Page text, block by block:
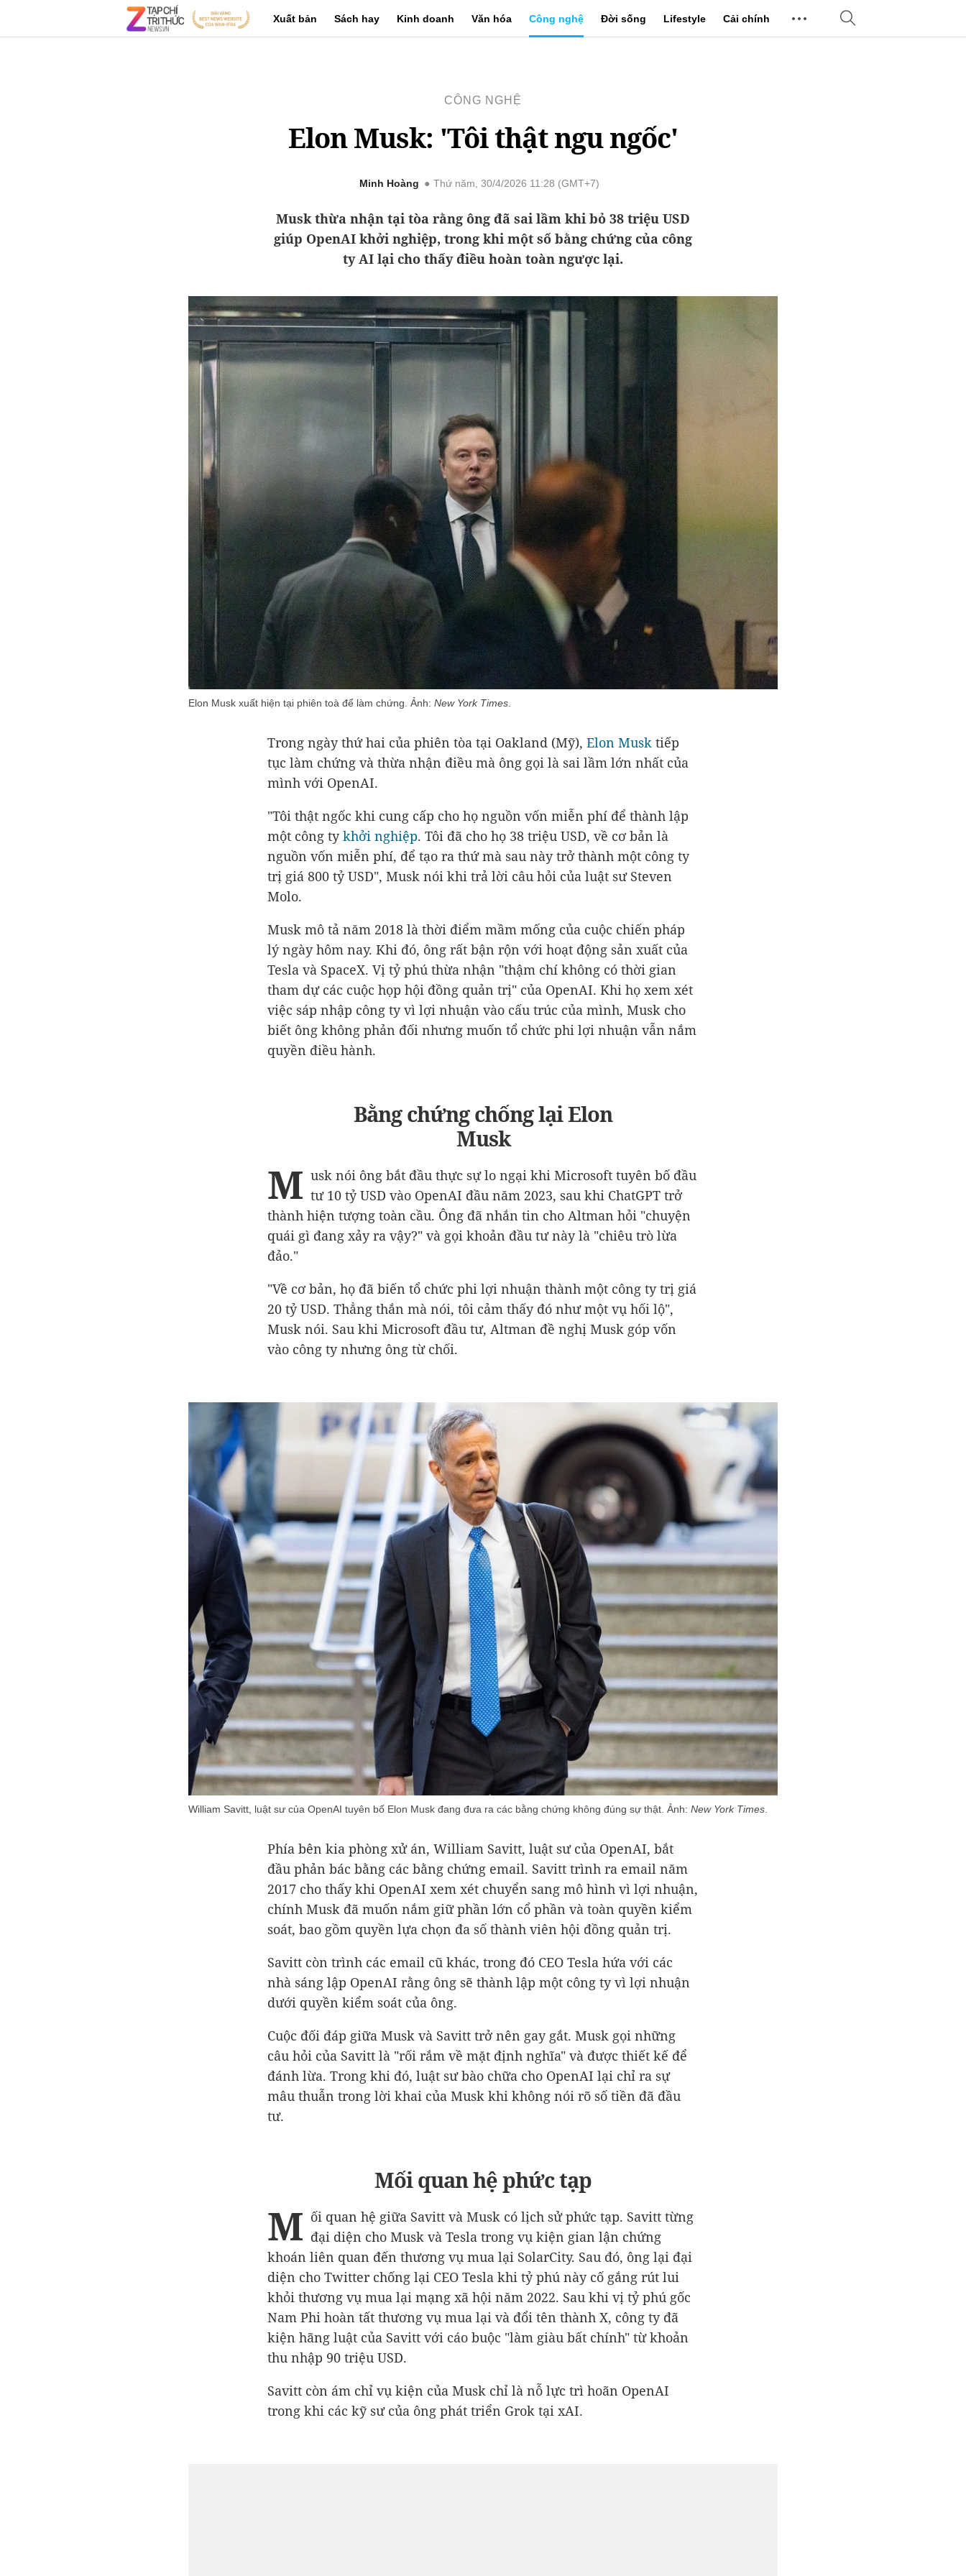
Xuất bản Sách hay Kinh doanh Văn hóa Công nghệ Đời sống Lifestyle Cải chính
CÔNG NGHỆ
Elon Musk: 'Tôi thật ngu ngốc'
Minh Hoàng Thứ năm, 30/4/2026 11:28 (GMT+7)
Musk thừa nhận tại tòa rằng ông đã sai lầm khi bỏ 38 triệu USD
giúp OpenAI khởi nghiệp, trong khi một số bằng chứng của công
ty AI lại cho thấy điều hoàn toàn ngược lại.
Elon Musk xuất hiện tại phiên toà để làm chứng. Ảnh: New York Times
Trong ngày thứ hai của phiên tòa tại Oakland (Mỹ), Elon Musk tiếp
tục làm chứng và thừa nhận điều mà ông gọi là sai lầm lớn nhất của
mình với OpenAI.
"Tôi thật ngốc khi cung cấp cho họ nguồn vốn miễn phí để thành lập
một công tykhởi nghiệp. Tôi đã cho họ 38 triệu USD, về cơ bản là
nguồn vốn miễn phí, để tạo ra thứ mà sau này trở thành một công ty
trị giá 800 tỷ USD", Musk nói khi trả lời câu hỏi của luật sư Steven
Molo.
Musk mô tả năm 2018 là thời điểm mầm mống của cuộc chiến pháp
lý ngày hôm nay. Khi đó, ông rất bận rộn với hoạt động sản xuất của
Tesla và SpaceX. Vị tỷ phú thừa nhận "thậm chí không có thời gian
tham dự các cuộc họp hội đồng quản trị" của OpenAI. Khi họ xem xét
việc sáp nhập công ty vì lợi nhuận vào cấu trúc của mình, Musk cho
biết ông không phản đối nhưng muốn tổ chức phi lợi nhuận vẫn nắm
quyền điều hành.
Bằng chứng chống lại Elon
Musk
M usk nói ông bắt đầu thực sự lo ngại khi Microsoft tuyên bố đầu
tư 10 tỷ USD vào OpenAI đầu năm 2023, sau khi ChatGPT trở
thành hiện tượng toàn cầu. Ông đã nhắn tin cho Altman hỏi "chuyện
quái gì đang xảy ra vậy?" và gọi khoản đầu tư này là "chiêu trò lừa
đảo."
"Về cơ bản, họ đã biến tổ chức phi lợi nhuận thành một công ty trị giá
20 tỷ USD. Thẳng thắn mà nói, tôi cảm thấy đó như một vụ hối lộ",
Musk nói. Sau khi Microsoft đầu tư, Altman đề nghị Musk góp vốn
vào công ty nhưng ông từ chối.
William Savitt, luật sư của OpenAI tuyên bố Elon Musk đang đưa ra các bằng chứng không đúng sự thật. Ảnh: New York Times
Phía bên kia phòng xử án, William Savitt, luật sư của OpenAI, bắt
đầu phản bác bằng các bằng chứng email. Savitt trình ra email năm
2017 cho thấy khi OpenAI xem xét chuyển sang mô hình vì lợi nhuận,
chính Musk đã muốn nắm giữ phần lớn cổ phần và toàn quyền kiểm
soát, bao gồm quyền lựa chọn đa số thành viên hội đồng quản trị.
Savitt còn trình các email cũ khác, trong đó CEO Tesla hứa với các
nhà sáng lập OpenAI rằng ông sẽ thành lập một công ty vì lợi nhuận
dưới quyền kiểm soát của ông.
Cuộc đối đáp giữa Musk và Savitt trở nên gay gắt. Musk gọi những
câu hỏi của Savitt là "rối rắm về mặt định nghĩa" và được thiết kế để
đánh lừa. Trong khi đó, luật sư bào chữa cho OpenAI lại chỉ ra sự
mâu thuẫn trong lời khai của Musk khi không nói rõ số tiền đã đầu
tư.
Mối quan hệ phức tạp
M ối quan hệ giữa Savitt và Musk có lịch sử phức tạp. Savitt từng
đại diện cho Musk và Tesla trong vụ kiện gian lận chứng
khoán liên quan đến thương vụ mua lại SolarCity. Sau đó, ông lại đại
diện cho Twitter chống lại CEO Tesla khi tỷ phú này cố gắng rút lui
khỏi thương vụ mua lại mạng xã hội năm 2022. Sau khi vị tỷ phú gốc
Nam Phi hoàn tất thương vụ mua lại và đổi tên thành X, công ty đã
kiện hãng luật của Savitt với cáo buộc "làm giàu bất chính" từ khoản
thu nhập 90 triệu USD.
Savitt còn ám chỉ vụ kiện của Musk chỉ là nỗ lực trì hoãn OpenAI
trong khi các kỹ sư của ông phát triển Grok tại xAI.